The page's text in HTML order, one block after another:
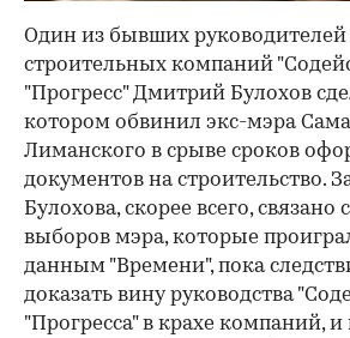
Один из бывших
строительных компаний
"Прогресс" Дмитрий Булохов
котором обвинил экс-мэра
Лиманского в срыве сроков
документов на строительство.
Булохова, скорее всего, связано
выборов мэра, которые
данным "Времени", пока
доказать вину руководства
"Прогресса" в крахе компаний,